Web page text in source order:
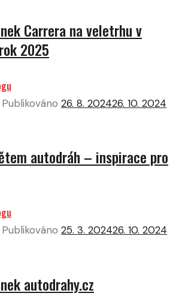
Carrera na veletrhu v
2025
Publikováno 26. 8. 202426. 10. 2024
autodráh – inspirace pro
Publikováno 25. 3. 202426. 10. 2024
autodrahy.cz